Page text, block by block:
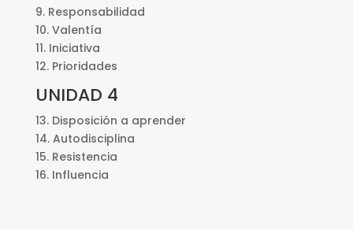
9. Responsabilidad
10. Valentía
11. Iniciativa
12. Prioridades
UNIDAD 4
13. Disposición a aprender
14. Autodisciplina
15. Resistencia
16. Influencia